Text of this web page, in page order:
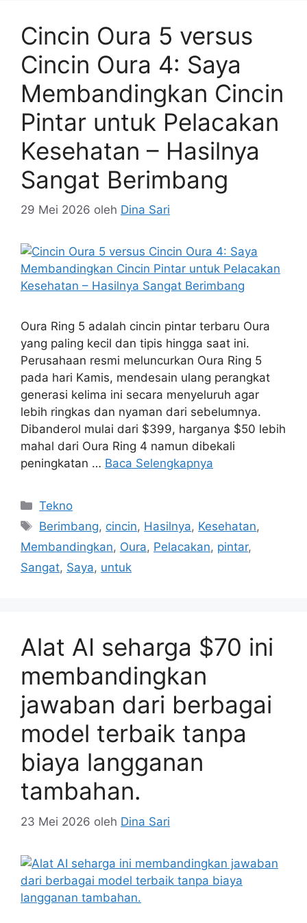
Cincin Oura 5 versus
Cincin Oura 4: Saya
Membandingkan Cincin
Pintar untuk Pelacakan
Kesehatan – Hasilnya
Sangat Berimbang
29 Mei 2026 oleh Dina Sari
Oura Ring 5 adalah cincin pintar terbaru Oura
yang paling kecil dan tipis hingga saat ini.
Perusahaan resmi meluncurkan Oura Ring 5
pada hari Kamis, mendesain ulang perangkat
generasi kelima ini secara menyeluruh agar
lebih ringkas dan nyaman dari sebelumnya.
Dibanderol mulai dari $399, harganya $50 lebih
mahal dari Oura Ring 4 namun dibekali
peningkatan … Baca Selengkapnya
Kategori
Tekno
Tag
Berimbang, cincin, Hasilnya, Kesehatan,
Membandingkan, Oura, Pelacakan, pintar,
Sangat, Saya, untuk
Alat AI seharga $70 ini
membandingkan
jawaban dari berbagai
model terbaik tanpa
biaya langganan
tambahan.
23 Mei 2026 oleh Dina Sari